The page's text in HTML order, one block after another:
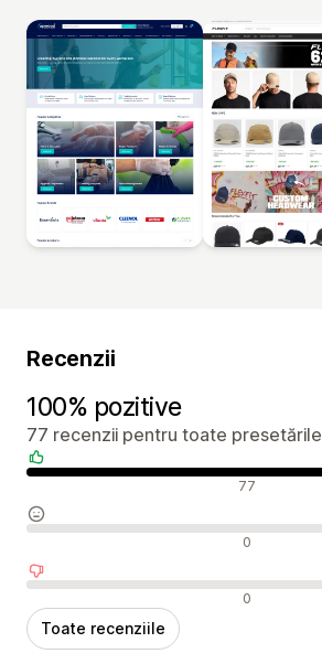
Recenzii
100% pozitive
77 recenzii pentru toate presetările
Recenzii pozitive 77
Recenzii neutre 0
Recenzii negative 0
Toate recenziile